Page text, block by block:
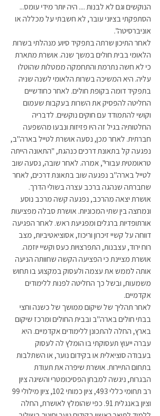
הנוקשים וגם לא לבנות .... היה יותר מידי עומס...
הסתפקתי בציוני עובר, לא חשבתי על מכללה או
אוניברסיטה".
לאחר התיכון שרתה בתפקיד סיוע מנהלתי בשרות
הלאומי בבית חולים במשך שנה. אושרת מתארת
כי לא חשה נתרמת והתחמקה ממטלות שהוטלו
עליה. היא המשיכה בשרות הלאומי לשנה שניה
בתפקיד דומה בקופת חולים. לאחר כחודשיים
החליטה להפסיק את השרות בעקבות שעמום
וקושי להתמודד עם חוקים נוקשים. לדבריה
החלטותיה בגיל זה היו פזיזות ונבעו מהשפעה
חברתית. לאחר מכן, נסעה אושרת לטייל בארה"ב,
נפגעה קל בתאונת דרכים כנהגת, "התאונה הייתה
טראומטית עבורי", אמרה. לאחר שובה, נסעה שוב
לטייל בארה"ב נפגעה שוב בתאונת דרכים, לאחר
שחברתה שנהגה ברכב עצרה בשולי הדרך.
אושרת יצאה מהרכב, נפגעה קשה מרכב נוסע
ונמחצה בין שתי המכוניות. אושרת סבלה מפציעות
אורתופדיות ברגלים ומפגיעת ראש. לאחר הפגיעה
דווחה על קשיי זיכרון וריכוז, אסוציאטיביות, מצב
רוח ירוד, עצבנות, התפרצויות כעס וקשיי יוזמה.
אושרת מציינת כי הפציעה הקשה שחוותה הניעה
אותה לממש את עצמה ולעסוק במקצוע בו תחוש
משמעות, ובשל כך החליטה לפנות ללימודים
אקדמיים.
לאחר תהליך של שיקום ממושך של כשנה וחצי
בבתי חולים בארה"ב ובבית החולים ומרכז שיקום
בארץ, החלה להתכונן ללימודים אקדמיים. היא
עברה ייעוץ תעסוקתי בו הומלץ לה לעסוק
בעבודה סוציאלית או בקידום נוער, או השתלבות
בתחום התיירות. אושרת שיפרה את תעודת
הבגרות, ניגשה למבחן הפסיכומטרי והשיגה ציון
וציון באנגלית 91. כפי שהומלץ לאושרת, החלה